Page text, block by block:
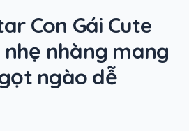
Con Gái Cute
nhàng mang
ngào dễ